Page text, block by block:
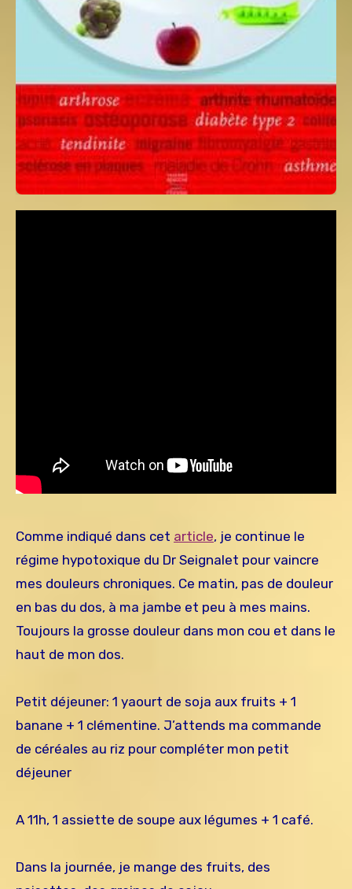
Comme indiqué dans cet article, je continue le
régime hypotoxique du Dr Seignalet pour vaincre
mes douleurs chroniques. Ce matin, pas de douleur
en bas du dos, à ma jambe et peu à mes mains.
Toujours la grosse douleur dans mon cou et dans le
haut de mon dos.
Petit déjeuner: 1 yaourt de soja aux fruits + 1
banane + 1 clémentine. J’attends ma commande
de céréales au riz pour compléter mon petit
déjeuner
A 11h, 1 assiette de soupe aux légumes + 1 café.
Dans la journée, je mange des fruits, des